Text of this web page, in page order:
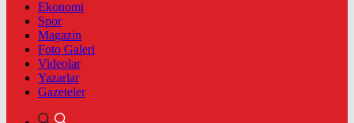
Ekonomi
Spor
Magazin
Foto Galeri
Videolar
Yazarlar
Gazeteler